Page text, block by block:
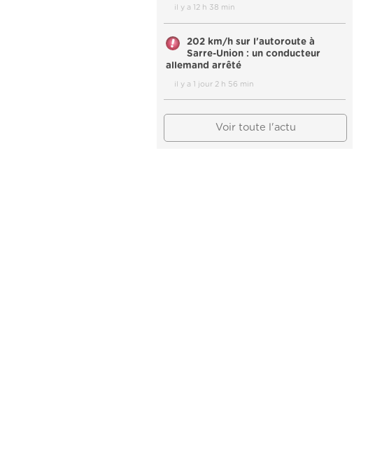
il y a 12 h 38 min
202 km/h sur l'autoroute à
Sarre-Union : un conducteur
allemand arrêté
il y a 1 jour 2 h 56 min
Voir toute l'actu